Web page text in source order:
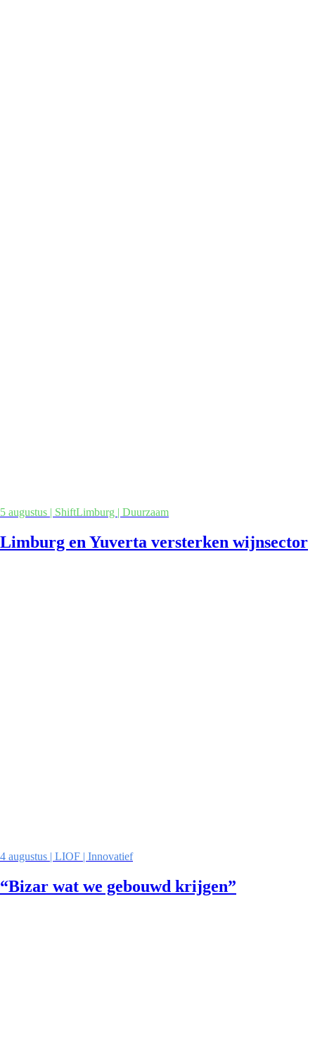
5 augustus | ShiftLimburg | Duurzaam
Limburg en Yuverta versterken wijnsector
4 augustus | LIOF | Innovatief
“Bizar wat we gebouwd krijgen”